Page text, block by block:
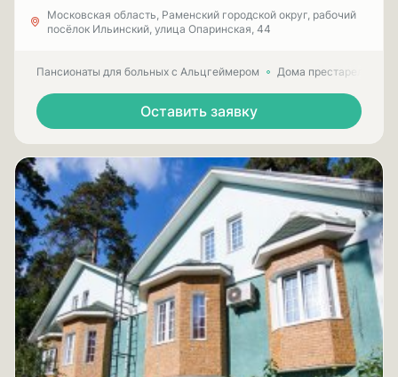
Московская область, Раменский городской округ, рабочий
посёлок Ильинский, улица Опаринская, 44
Пансионаты для больных с Альцгеймером Дома престарелых
Оставить заявку